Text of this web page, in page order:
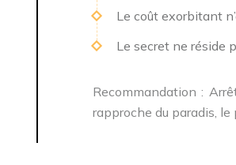
Le coût exorbitant
Le secret ne réside
Recommandation :
rapproche du paradis, le